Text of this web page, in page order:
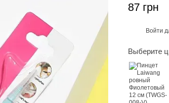
87 грн
Войти
Выберите